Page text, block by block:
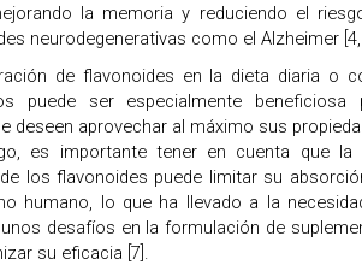
la memoria y reduciendo el
neurodegenerativas como el Alzheimer
de flavonoides en la dieta diaria o
puede ser especialmente beneficiosa
deseen aprovechar al máximo sus
es importante tener en cuenta que la
los flavonoides puede limitar su
humano, lo que ha llevado a la
desafíos en la formulación de
su eficacia [7].